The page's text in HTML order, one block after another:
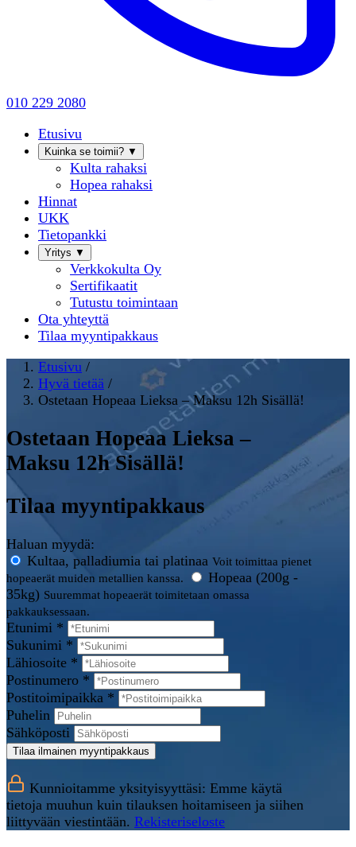
010 229 2080
Etusivu
Kuinka se toimii? ▼
Kulta rahaksi
Hopea rahaksi
Hinnat
UKK
Tietopankki
Yritys ▼
Verkkokulta Oy
Sertifikaatit
Tutustu toimintaan
Ota yhteyttä
Tilaa myyntipakkaus
Etusivu /
Hyvä tietää /
Ostetaan Hopeaa Lieksa – Maksu 12h Sisällä!
Ostetaan Hopeaa Lieksa –
Maksu 12h Sisällä!
Tilaa myyntipakkaus
Haluan myydä:
Kultaa, palladiumia tai platinaa Voit toimittaa pienet
hopeaerät muiden metallien kanssa.
Hopeaa (200g -
35kg) Suuremmat hopeaerät toimitetaan omassa
pakkauksessaan.
Etunimi *
Sukunimi *
Lähiosoite *
Postinumero *
Postitoimipaikka *
Puhelin
Sähköposti
Tilaa ilmainen myyntipakkaus
Kunnioitamme yksityisyyttäsi: Emme käytä
tietoja muuhun kuin tilauksen hoitamiseen ja siihen
liittyvään viestintään. Rekisteriseloste